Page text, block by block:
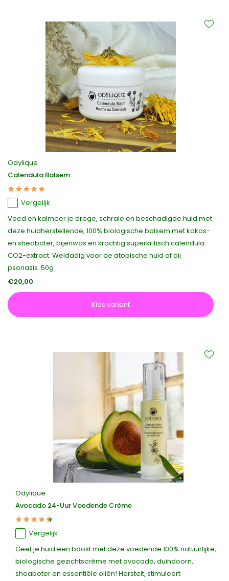
Odylique
Calendula Balsem
Vergelijk
Voed en kalmeer je droge, schrale en beschadigde huid met
deze huidherstellende, 100% biologische balsem met kokos-
en sheaboter, bijenwas en krachtig superkritisch calendula
CO2-extract. Weldadig voor de atopische huid of bij
psoriasis. 50g
€20,00
Kies variant
Odylique
Avocado 24-Uur Voedende Crème
Vergelijk
Geef je huid een boost met deze voedende 100% natuurlijke,
biologische gezichtscrème met avocado, duindoorn,
sheaboter en essentiële oliën! Herstelt, stimuleert